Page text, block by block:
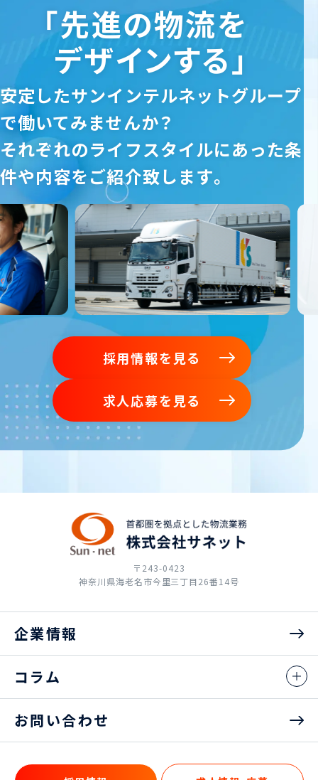
「先進の物流を
デザインする」
安定したサンインテルネットグループ
で働いてみませんか？
それぞれのライフスタイルにあった条
件や内容をご紹介致します。
採用情報を見る
求人応募を見る
求人応募を見る
〒243-0423
神奈川県海老名市今里三丁目26番14号
企業情報
コラム
お問い合わせ